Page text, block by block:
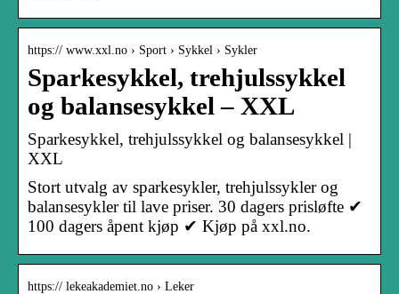
https:// www.xxl.no › Sport › Sykkel › Sykler
Sparkesykkel, trehjulssykkel
og balansesykkel – XXL
Sparkesykkel, trehjulssykkel og balansesykkel |
XXL
Stort utvalg av sparkesykler, trehjulssykler og
balansesykler til lave priser. 30 dagers prisløfte ✔
100 dagers åpent kjøp ✔ Kjøp på xxl.no.
https:// lekeakademiet.no › Leker